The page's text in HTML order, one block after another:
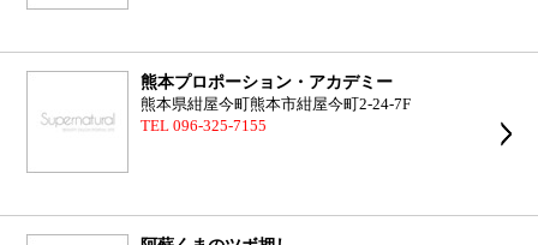
熊本プロポーション・アカデミー
熊本県紺屋今町熊本市紺屋今町2-24-7F
TEL 096-325-7155